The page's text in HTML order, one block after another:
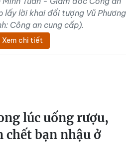
lấy lời khai đối tượng Vũ Phương
Công an cung cấp).
Xem chi tiết
lúc uống rượu,
chết bạn nhậu ở